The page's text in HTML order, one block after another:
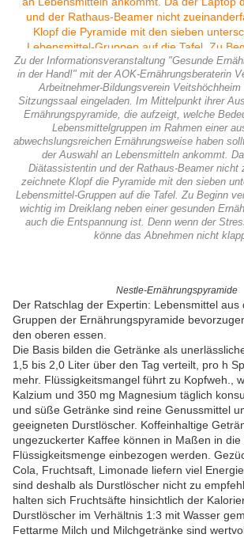
Zu der Informationsveranstaltung "Gesunde
in der Hand!" mit der AOK-Ernährungsberaterin
Arbeitnehmer-Bildungsverein Veitshöchheim
Sitzungssaal eingeladen. Im Mittelpunkt ihrer
Ernährungspyramide, die aufzeigt, welche
Lebensmittelgruppen im Rahmen einer
abwechslungsreichen Ernährungsweise haben
der Auswahl an Lebensmitteln ankommt.
Diätassistentin und der Rathaus-Beamer nicht
zeichnete Klopf die Pyramide mit den sieben
Lebensmittel-Gruppen auf die Tafel. Zu Beginn
wichtig im Dreiklang neben einer gesunden
auch die Entspannung ist. Denn wenn der
könne das Abnehmen nicht
Nestle-Ernährungspyramide
Der Ratschlag der Expertin: Lebensmittel aus
Gruppen der Ernährungspyramide
den oberen essen.
Die Basis bilden die Getränke als
1,5 bis 2,0 Liter über den Tag verteilt, pro h
mehr. Flüssigkeitsmangel führt zu Kopfweh.,
Kalzium und 350 mg Magnesium täglich
und süße Getränke sind reine Genussmittel
geeigneten Durstlöscher. Koffeinhaltige
ungezuckerter Kaffee können in Maßen in
Flüssigkeitsmenge einbezogen werden.
Cola, Fruchtsaft, Limonade liefern viel
sind deshalb als Durstlöscher nicht zu
halten sich Fruchtsäfte hinsichtlich der
Durstlöscher im Verhältnis 1:3 mit Wasser
Fettarme Milch und Milchgetränke sind